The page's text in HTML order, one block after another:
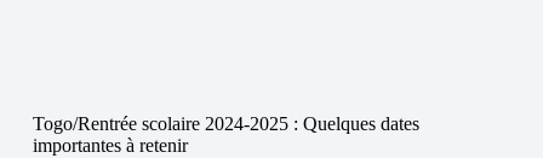
Togo/Rentrée scolaire 2024-2025 : Quelques dates
importantes à retenir